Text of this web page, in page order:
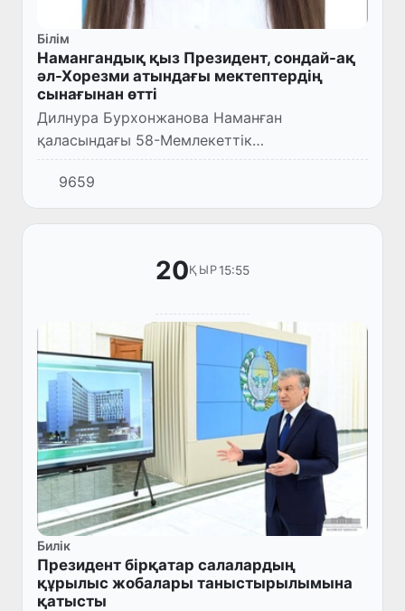
Білім
Намангандық қыз Президент, сондай-ақ
әл-Хорезми атындағы мектептердің
сынағынан өтті
Дилнура Бурхонжанова Наманған
қаласындағы 58-Мемлекеттік
мамандандырылған мектеп-интернатының 4-
сыныбында білім алады.
9659
20ҚЫР15:55
Билік
Президент бірқатар салалардың
құрылыс жобалары таныстырылымына
қатысты